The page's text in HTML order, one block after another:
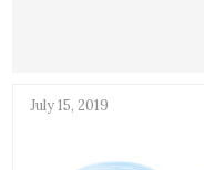
July 15, 2019